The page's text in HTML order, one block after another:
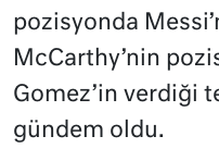
pozisyonda
McCarthy’nin
Gomez’in verdiği
gündem oldu.